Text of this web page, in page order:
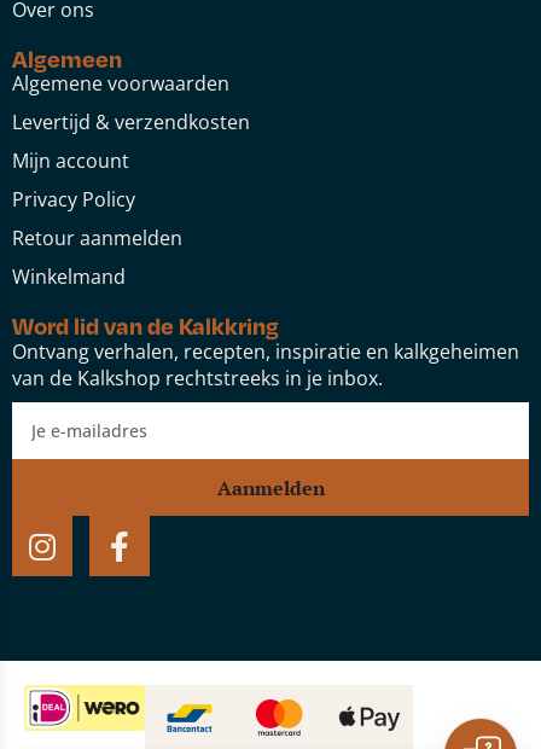
Over ons
Algemeen
Algemene voorwaarden
Levertijd & verzendkosten
Mijn account
Privacy Policy
Retour aanmelden
Winkelmand
Word lid van de Kalkkring
Ontvang verhalen, recepten, inspiratie en kalkgeheimen
van de Kalkshop rechtstreeks in je inbox.
Aanmelden